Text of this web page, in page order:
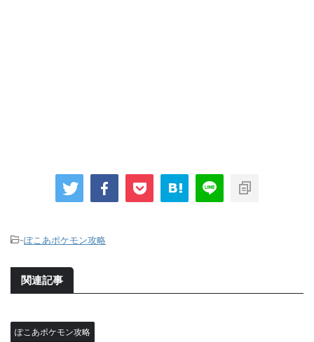
-ぽこあポケモン攻略
関連記事
ぽこあポケモン攻略